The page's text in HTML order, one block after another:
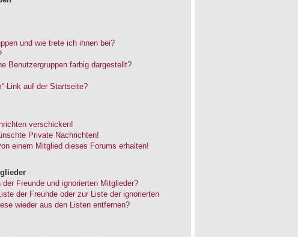
und wie trete ich ihnen bei?
Benutzergruppen farbig dargestellt?
Link auf der Startseite?
verschicken!
Private Nachrichten!
einem Mitglied dieses Forums erhalten!
Freunde und ignorierten Mitglieder?
der Freunde oder zur Liste der ignorierten
wieder aus den Listen entfernen?